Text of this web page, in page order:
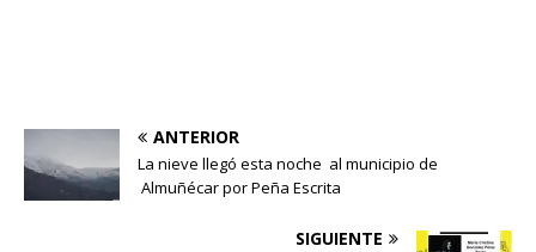
ANTERIOR
La nieve llegó esta noche al municipio de
Almuñécar por Peña Escrita
SIGUIENTE